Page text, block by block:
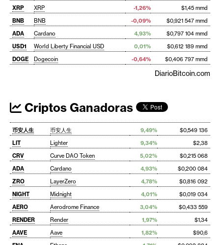
XRP
XRP -1,26%
$1,45 mmd
BNB
BNB -0,09%
$0,921 547 mmd
ADA
Cardano 4,93%
$0,797 104 mmd
USD1
World Liberty Financial USD 0,01%
$0,612 189 mmd
DOGE
Dogecoin -0,64% $0,406 797 mmd
DiarioBitcoin.com
Criptos Ganadoras
币安人生 币安人生 9,49%
$0,549 136
LIT
Lighter 9,34%
$2,38
CRV
Curve DAO Token 5,02%
$0,215 068
ADA
Cardano 4,93%
$0,200 084
ZRO
LayerZero 4,78%
$0,816 092
NIGHT
Midnight 4,01%
$0,019 034
AERO
Aerodrome Finance 3,04%
$0,433 559
RENDER
Render 1,97%
$1,34
AAVE
Aave 1,82%
$90,6